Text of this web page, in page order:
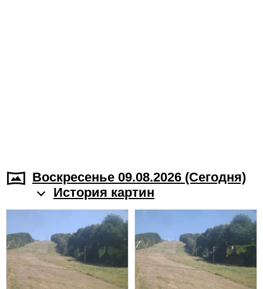
Воскресенье 09.08.2026 (Cегодня)
История картин